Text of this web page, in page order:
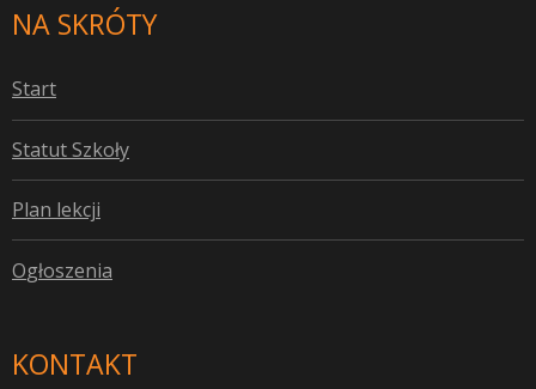
NA SKRÓTY
Start
Statut Szkoły
Plan lekcji
Ogłoszenia
KONTAKT